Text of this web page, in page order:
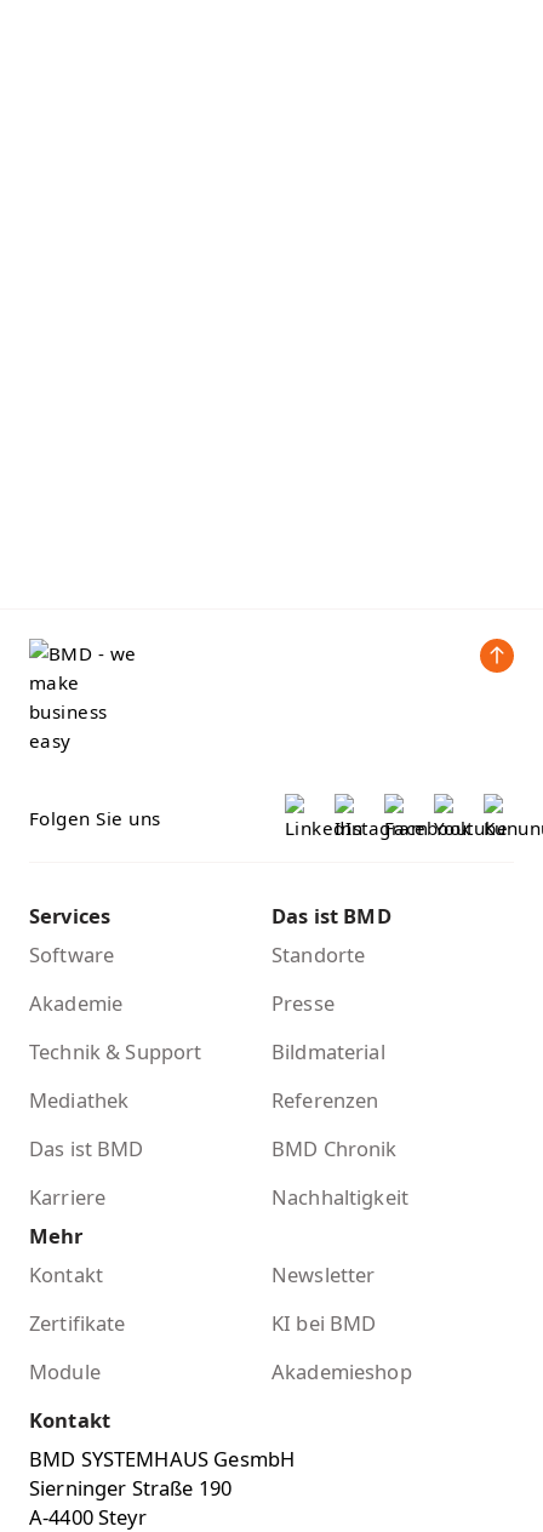
Folgen Sie uns
Services
Software
Akademie
Technik & Support
Mediathek
Das ist BMD
Karriere
Das ist BMD
Standorte
Presse
Bildmaterial
Referenzen
BMD Chronik
Nachhaltigkeit
Mehr
Kontakt
Newsletter
Zertifikate
KI bei BMD
Module
Akademieshop
Kontakt
BMD SYSTEMHAUS GesmbH
Sierninger Straße 190
A-4400 Steyr